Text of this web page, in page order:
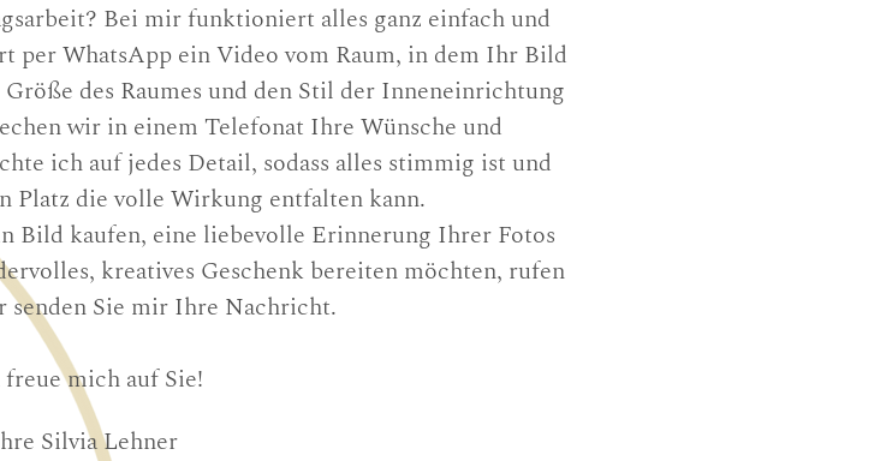
Bei mir funktioniert alles ganz einfach und
per WhatsApp ein Video vom Raum, in dem Ihr Bild
des Raumes und den Stil der Inneneinrichtung
wir in einem Telefonat Ihre Wünsche und
ich auf jedes Detail, sodass alles stimmig ist und
Platz die volle Wirkung entfalten kann.
Bild kaufen, eine liebevolle Erinnerung Ihrer Fotos
kreatives Geschenk bereiten möchten, rufen
senden Sie mir Ihre Nachricht.
mich auf Sie!
Silvia Lehner